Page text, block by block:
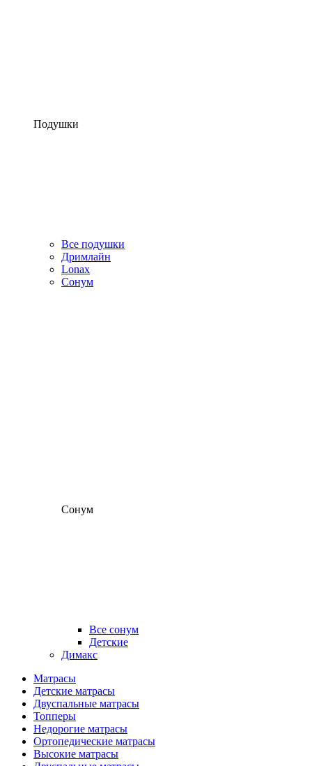
Подушки
Все подушки
Дримлайн
Lonax
Сонум
Сонум
Все сонум
Детские
Димакс
Матрасы
Детские матрасы
Двуспальные матрасы
Топперы
Недорогие матрасы
Ортопедические матрасы
Высокие матрасы